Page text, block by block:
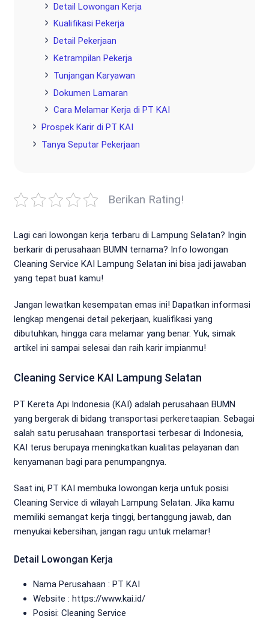
Detail Lowongan Kerja
Kualifikasi Pekerja
Detail Pekerjaan
Ketrampilan Pekerja
Tunjangan Karyawan
Dokumen Lamaran
Cara Melamar Kerja di PT KAI
Prospek Karir di PT KAI
Tanya Seputar Pekerjaan
Berikan Rating!
Lagi cari lowongan kerja terbaru di Lampung Selatan? Ingin
berkarir di perusahaan BUMN ternama? Info lowongan
Cleaning Service KAI Lampung Selatan ini bisa jadi jawaban
yang tepat buat kamu!
Jangan lewatkan kesempatan emas ini! Dapatkan informasi
lengkap mengenai detail pekerjaan, kualifikasi yang
dibutuhkan, hingga cara melamar yang benar. Yuk, simak
artikel ini sampai selesai dan raih karir impianmu!
Cleaning Service KAI Lampung Selatan
PT Kereta Api Indonesia (KAI) adalah perusahaan BUMN
yang bergerak di bidang transportasi perkeretaapian. Sebagai
salah satu perusahaan transportasi terbesar di Indonesia,
KAI terus berupaya meningkatkan kualitas pelayanan dan
kenyamanan bagi para penumpangnya.
Saat ini, PT KAI membuka lowongan kerja untuk posisi
Cleaning Service di wilayah Lampung Selatan. Jika kamu
memiliki semangat kerja tinggi, bertanggung jawab, dan
menyukai kebersihan, jangan ragu untuk melamar!
Detail Lowongan Kerja
Nama Perusahaan : PT KAI
Website : https://www.kai.id/
Posisi: Cleaning Service